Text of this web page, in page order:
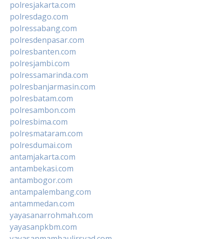
polresjakarta.com
polresdago.com
polressabang.com
polresdenpasar.com
polresbanten.com
polresjambi.com
polressamarinda.com
polresbanjarmasin.com
polresbatam.com
polresambon.com
polresbima.com
polresmataram.com
polresdumai.com
antamjakarta.com
antambekasi.com
antambogor.com
antampalembang.com
antammedan.com
yayasanarrohmah.com
yayasanpkbm.com